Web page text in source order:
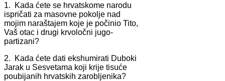
1. Kada ćete se hrvatskome narodu
ispričati za masovne pokolje nad
mojim naraštajem koje je počinio Tito,
Vaš otac i drugi krvoločni jugo-
partizani?
2. Kada ćete dati ekshumirati Duboki
Jarak u Sesvetama koji krije tisuće
poubijanih hrvatskih zarobljenika?